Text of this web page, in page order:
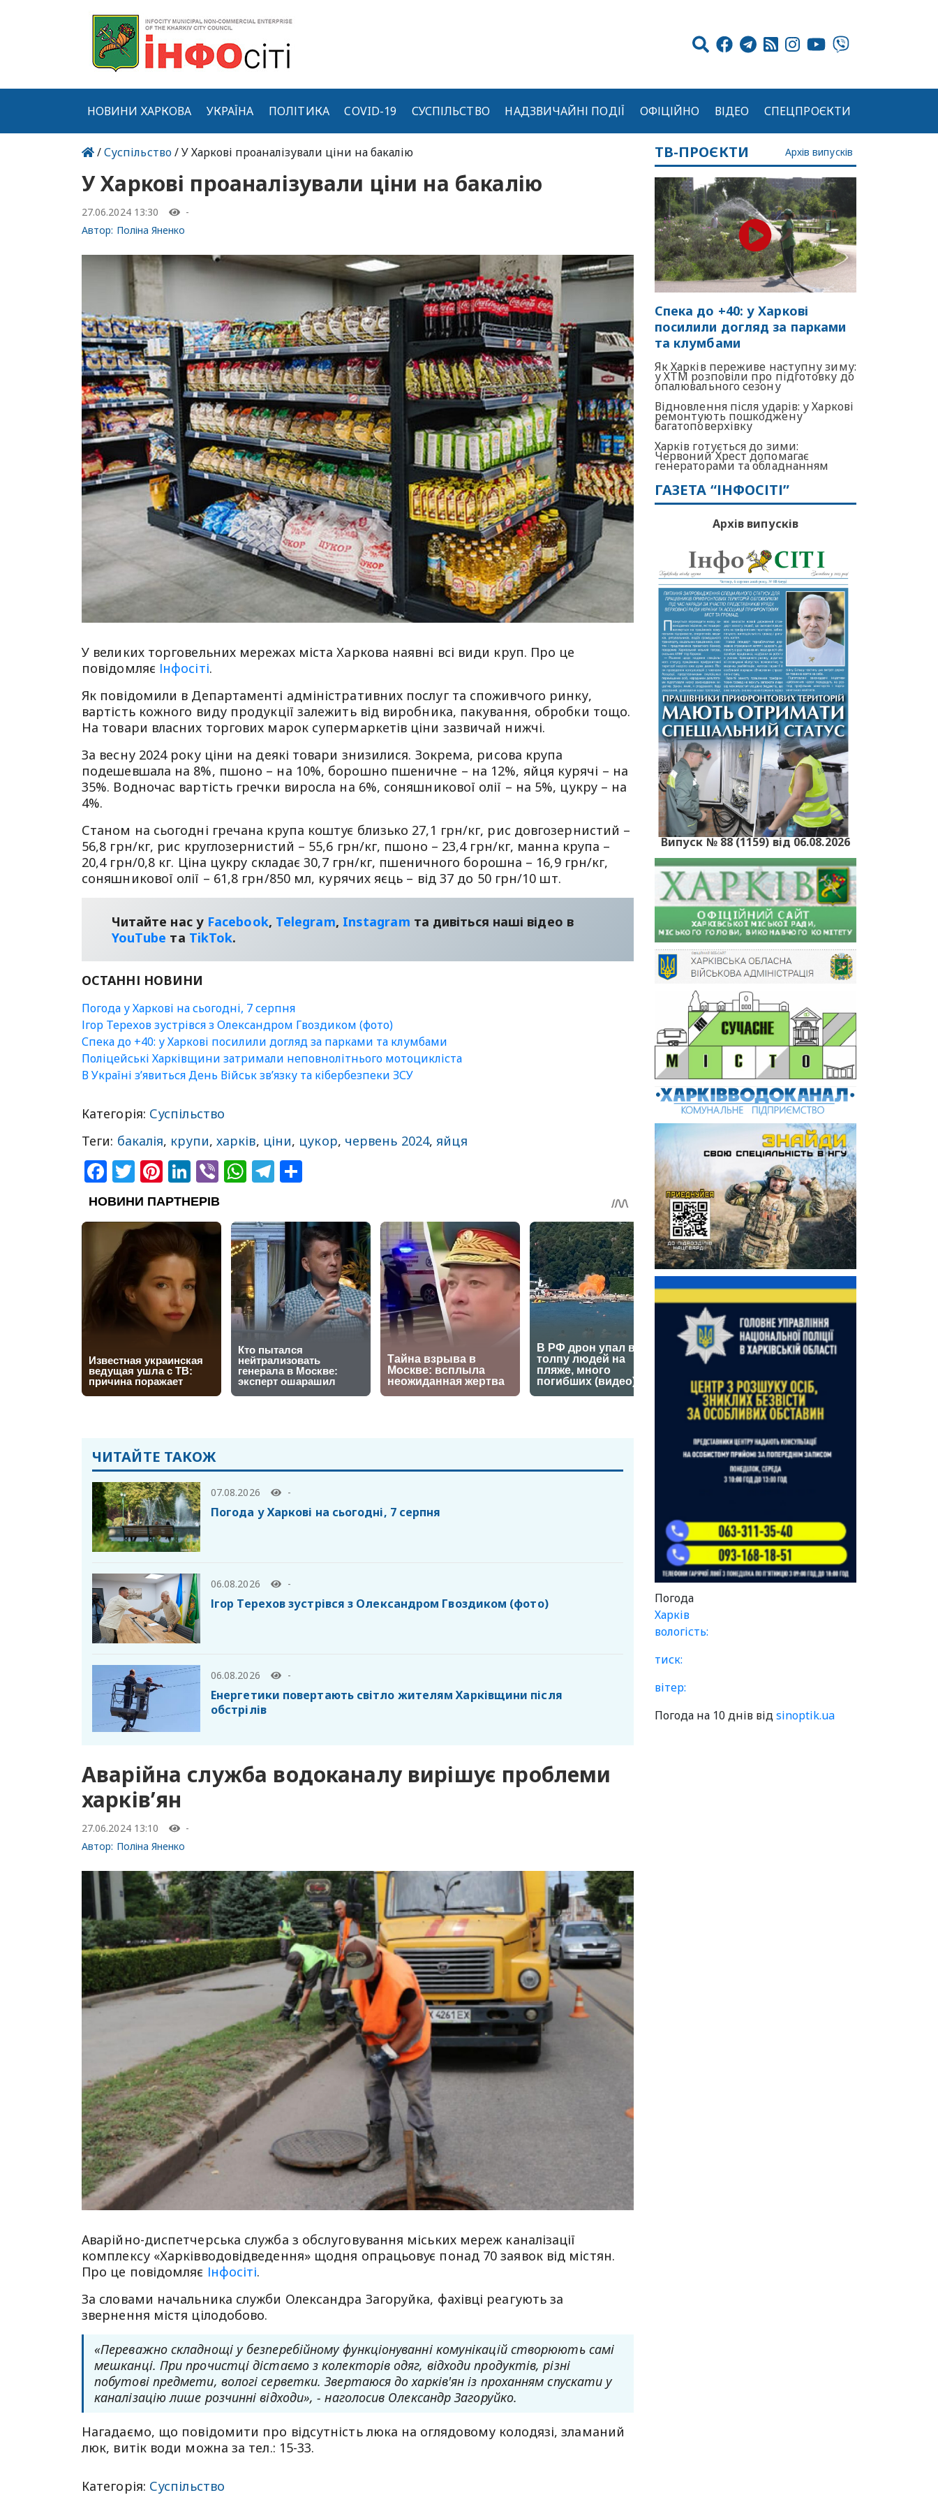
НОВИНИ ХАРКОВА УКРАЇНА ПОЛІТИКА COVID-19 СУСПІЛЬСТВО НАДЗВИЧАЙНІ ПОДІЇ ОФІЦІЙНО ВІДЕО СПЕЦПРОЄКТИ
/Суспільство/ У Харкові проаналізували ціни на бакалію
У Харкові проаналізували ціни на бакалію
27.06.2024 13:30
-
Автор: Поліна Яненко
У великих торговельних мережах міста Харкова наявні всі види круп. Про це
повідомляє Інфосіті.
Як повідомили в Департаменті адміністративних послуг та споживчого ринку,
вартість кожного виду продукції залежить від виробника, пакування, обробки тощо.
На товари власних торгових марок супермаркетів ціни зазвичай нижчі.
За весну 2024 року ціни на деякі товари знизилися. Зокрема, рисова крупа
подешевшала на 8%, пшоно – на 10%, борошно пшеничне – на 12%, яйця курячі – на
35%. Водночас вартість гречки виросла на 6%, соняшникової олії – на 5%, цукру – на
4%.
Станом на сьогодні гречана крупа коштує близько 27,1 грн/кг, рис довгозернистий –
56,8 грн/кг, рис круглозернистий – 55,6 грн/кг, пшоно – 23,4 грн/кг, манна крупа –
20,4 грн/0,8 кг. Ціна цукру складає 30,7 грн/кг, пшеничного борошна – 16,9 грн/кг,
соняшникової олії – 61,8 грн/850 мл, курячих яєць – від 37 до 50 грн/10 шт.
Читайте нас у Facebook, Telegram, Instagram та дивіться наші відео в
YouТube та TikTok.
ОСТАННІ НОВИНИ
Погода у Харкові на сьогодні, 7 серпня
Ігор Терехов зустрівся з Олександром Гвоздиком (фото)
Спека до +40: у Харкові посилили догляд за парками та клумбами
Поліцейські Харківщини затримали неповнолітнього мотоцикліста
В Україні зʼявиться День Військ зв’язку та кібербезпеки ЗСУ
Категорія: Суспільство
Теги: бакалія, крупи,харків, ціни, цукор, червень 2024,яйця
Facebook
Twitter
Pinterest
LinkedIn
ViberWhatsApp
Telegram
ЧИТАЙТЕ ТАКОЖ
07.08.2026 -
Погода у Харкові на сьогодні, 7 серпня
06.08.2026 -
Ігор Терехов зустрівся з Олександром Гвоздиком (фото)
06.08.2026 -
Енергетики повертають світло жителям Харківщини після
обстрілів
Аварійна служба водоканалу вирішує проблеми
харків’ян
27.06.2024 13:10
-
Автор: Поліна Яненко
Аварійно-диспетчерська служба з обслуговування міських мереж каналізації
комплексу «Харківводовідведення» щодня опрацьовує понад 70 заявок від містян.
Про це повідомляє Інфосіті.
За словами начальника служби Олександра Загоруйка, фахівці реагують за
звернення містя цілодобово.
«Переважно складнощі у безперебійному функціонуванні комунікацій створюють самі
мешканці. При прочистці дістаємо з колекторів одяг, відходи продуктів, різні
побутові предмети, вологі серветки. Звертаюся до харків'ян із проханням спускати у
каналізацію лише розчинні відходи», - наголосив Олександр Загоруйко.
Нагадаємо, що повідомити про відсутність люка на оглядовому колодязі, зламаний
люк, витік води можна за тел.: 15-33.
Категорія: Суспільство
ТВ-ПРОЄКТИ Архів випусків
Спека до +40: у Харкові
посилили догляд за парками
та клумбами
Як Харків переживе наступну зиму:
у ХТМ розповіли про підготовку до
опалювального сезону
Відновлення після ударів: у Харкові
ремонтують пошкоджену
багатоповерхівку
Харків готується до зими:
Червоний Хрест допомагає
генераторами та обладнанням
ГАЗЕТА “ІНФОСІТІ”
Архів випусків
Випуск № 88 (1159) від 06.08.2026
Погода
Харків
вологість:
тиск:
вітер:
Погода на 10 днів відsinoptik.ua